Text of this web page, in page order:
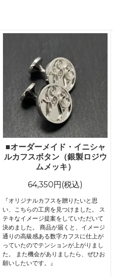
■オーダーメイド・イニシャ
ルカフスボタン（銀製ロジウ
ムメッキ）
64,350円(税込)
『オリジナルカフスを贈りたいと思
い、こちらの工房を見つけました。 ス
テキなイメージ提案をしていただいて
決めました。 商品が届くと、イメージ
通りの高級感ある数字カフスに仕上が
っていたのでテンションが上がりまし
た。 また機会がありましたら、ぜひお
願いしたいです。』